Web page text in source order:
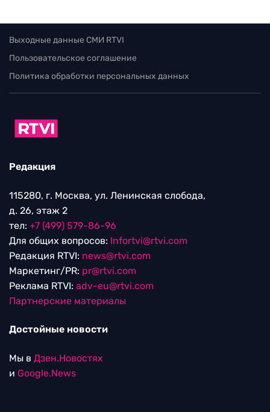
Выходные данные СМИ RTVI
Пользовательское соглашение
Политика обработки персональных данных
Редакция
115280, г. Москва, ул. Ленинская слобода,
д. 26, этаж 2
тел: +7 (499) 579-86-96
Для общих вопросов: Infortvi@rtvi.com
Редакция RTVI: news@rtvi.com
Маркетинг/PR: pr@rtvi.com
Реклама RTVI: adv-eu@rtvi.com
Партнерские материалы
Достойные новости
Мы в Дзен.Новостях
и Google.News